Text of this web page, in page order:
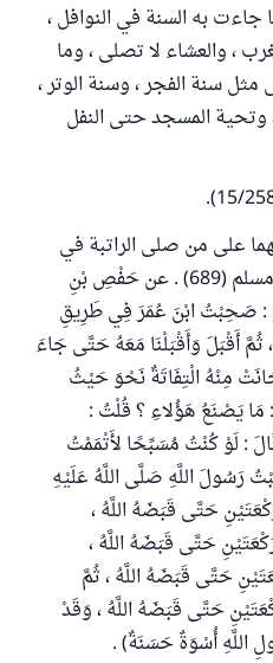
جاءت به السنة في النوافل ،
، والعشاء لا تصلى ، وما
سنة الفجر ، وسنة الوتر ،
المسجد حتى النفل
على من صلى الراتبة في
السفر ، روى البخاري (1102) ومسلم (689) . عن حَفْصِ بْنِ
: صَحِبْتُ ابْنَ عُمَرَ فِي طَرِيقِ
ثُمَّ أَقْبَلَ وَأَقْبَلْنَا مَعَهُ حَتَّى جَاءَ
مِنْهُ الْتِفَاتَةٌ نَحْوَ حَيْثُ
مَا يَصْنَعُ هَؤُلاءِ ؟ قُلْتُ :
: لَوْ كُنْتُ مُسَبِّحًا لأَتْمَمْتُ
رَسُولَ اللَّهِ صَلَّى اللَّهُ عَلَيْهِ
حَتَّى قَبَضَهُ اللَّهُ ،
حَتَّى قَبَضَهُ اللَّهُ ،
حَتَّى قَبَضَهُ اللَّهُ ، ثُمَّ
حَتَّى قَبَضَهُ اللَّهُ ، وَقَدْ
اللَّهِ أُسْوَةٌ حَسَنَةٌ) .